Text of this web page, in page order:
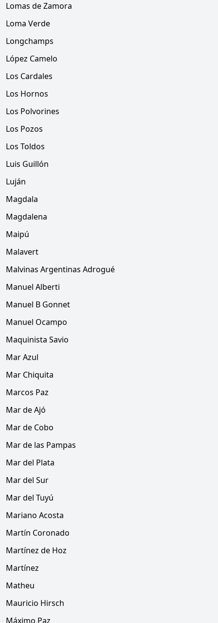
Lomas de Zamora
Loma Verde
Longchamps
López Camelo
Los Cardales
Los Hornos
Los Polvorines
Los Pozos
Los Toldos
Luis Guillón
Luján
Magdala
Magdalena
Maipú
Malavert
Malvinas Argentinas Adrogué
Manuel Alberti
Manuel B Gonnet
Manuel Ocampo
Maquinista Savio
Mar Azul
Mar Chiquita
Marcos Paz
Mar de Ajó
Mar de Cobo
Mar de las Pampas
Mar del Plata
Mar del Sur
Mar del Tuyú
Mariano Acosta
Martín Coronado
Martínez de Hoz
Martínez
Matheu
Mauricio Hirsch
Máximo Paz